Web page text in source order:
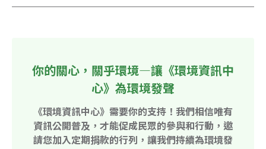
你的關心，關乎環境—讓《環境資訊中
心》為環境發聲
《環境資訊中心》需要你的支持！我們相信唯有
資訊公開普及，才能促成民眾的參與和行動，邀
請您加入定期捐款的行列，讓我們持續為環境發